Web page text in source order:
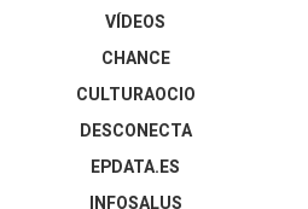
VÍDEOS
CHANCE
CULTURAOCIO
DESCONECTA
EPDATA.ES
INFOSALUS